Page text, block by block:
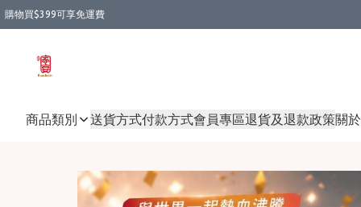
購物買$399可享免運費
商品類別 送貨方式付款方式會員專區退貨及退款政策關